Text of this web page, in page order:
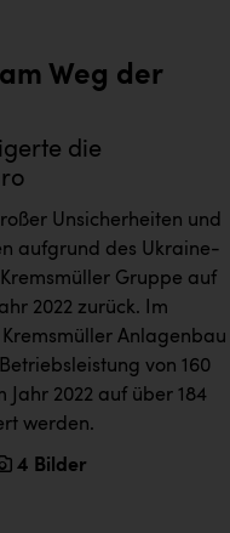
Weg der
die
Unsicherheiten und
aufgrund des Ukraine-
Gruppe auf
2022 zurück. Im
Anlagenbau
von 160
Jahr 2022 auf über 184
werden.
4 Bilder